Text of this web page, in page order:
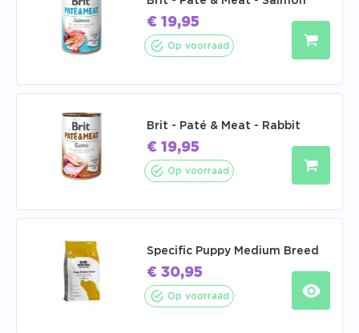
€ 19,95
Op voorraad
Brit - Paté & Meat - Rabbit
€ 19,95
Op voorraad
Specific Puppy Medium Breed
€ 30,95
Op voorraad